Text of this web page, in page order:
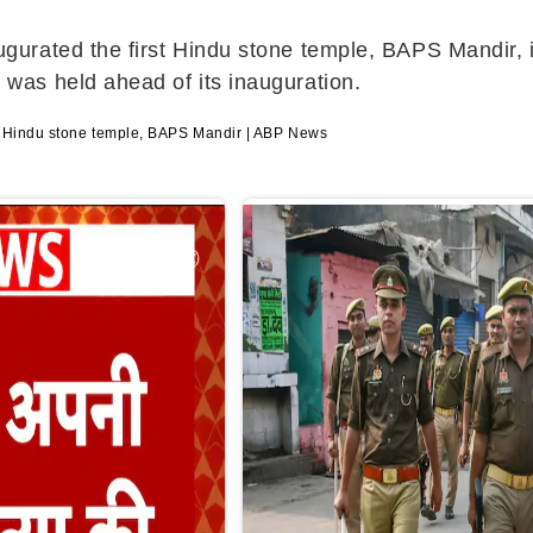
the first Hindu stone temple, BAPS
held ahead of its inauguration.
stone temple, BAPS Mandir | ABP News